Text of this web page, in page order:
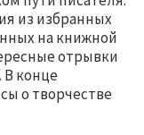
из избранных
на книжной
отрывки
В конце
о творчестве